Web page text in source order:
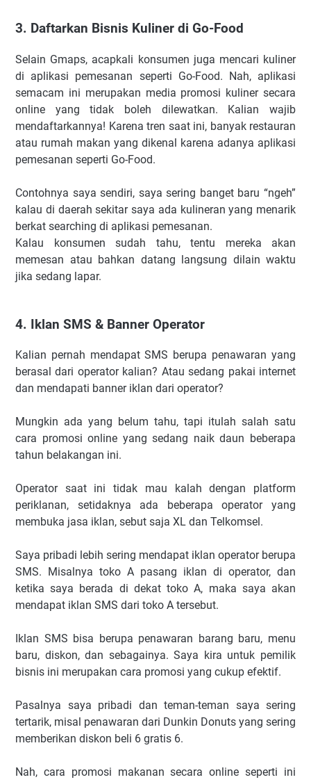
3. Daftarkan Bisnis Kuliner di Go-Food
Selain Gmaps, acapkali konsumen juga mencari kuliner
di aplikasi pemesanan seperti Go-Food. Nah, aplikasi
semacam ini merupakan media promosi kuliner secara
online yang tidak boleh dilewatkan. Kalian wajib
mendaftarkannya! Karena tren saat ini, banyak restauran
atau rumah makan yang dikenal karena adanya aplikasi
pemesanan seperti Go-Food.
Contohnya saya sendiri, saya sering banget baru “ngeh”
kalau di daerah sekitar saya ada kulineran yang menarik
berkat searching di aplikasi pemesanan.
Kalau konsumen sudah tahu, tentu mereka akan
memesan atau bahkan datang langsung dilain waktu
jika sedang lapar.
4. Iklan SMS & Banner Operator
Kalian pernah mendapat SMS berupa penawaran yang
berasal dari operator kalian? Atau sedang pakai internet
dan mendapati banner iklan dari operator?
Mungkin ada yang belum tahu, tapi itulah salah satu
cara promosi online yang sedang naik daun beberapa
tahun belakangan ini.
Operator saat ini tidak mau kalah dengan platform
periklanan, setidaknya ada beberapa operator yang
membuka jasa iklan, sebut saja XL dan Telkomsel.
Saya pribadi lebih sering mendapat iklan operator berupa
SMS. Misalnya toko A pasang iklan di operator, dan
ketika saya berada di dekat toko A, maka saya akan
mendapat iklan SMS dari toko A tersebut.
Iklan SMS bisa berupa penawaran barang baru, menu
baru, diskon, dan sebagainya. Saya kira untuk pemilik
bisnis ini merupakan cara promosi yang cukup efektif.
Pasalnya saya pribadi dan teman-teman saya sering
tertarik, misal penawaran dari Dunkin Donuts yang sering
memberikan diskon beli 6 gratis 6.
Nah, cara promosi makanan secara online seperti ini